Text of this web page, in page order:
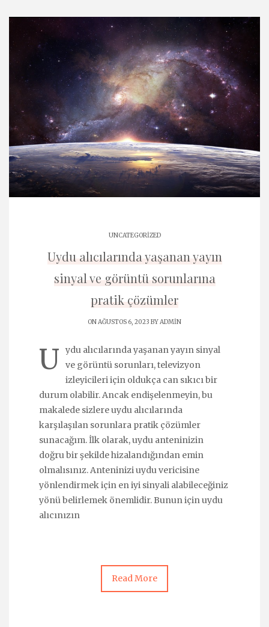
UNCATEGORIZED
Uydu alıcılarında yaşanan yayın
sinyal ve görüntü sorunlarına
pratik çözümler
ON AĞUSTOS 6, 2023 BYADMIN
U
ydu alıcılarında yaşanan yayın sinyal
ve görüntü sorunları, televizyon
izleyicileri için oldukça can sıkıcı bir
durum olabilir. Ancak endişelenmeyin, bu
makalede sizlere uydu alıcılarında
karşılaşılan sorunlara pratik çözümler
sunacağım. İlk olarak, uydu anteninizin
doğru bir şekilde hizalandığından emin
olmalısınız. Anteninizi uydu vericisine
yönlendirmek için en iyi sinyali alabileceğiniz
yönü belirlemek önemlidir. Bunun için uydu
alıcınızın
Read More